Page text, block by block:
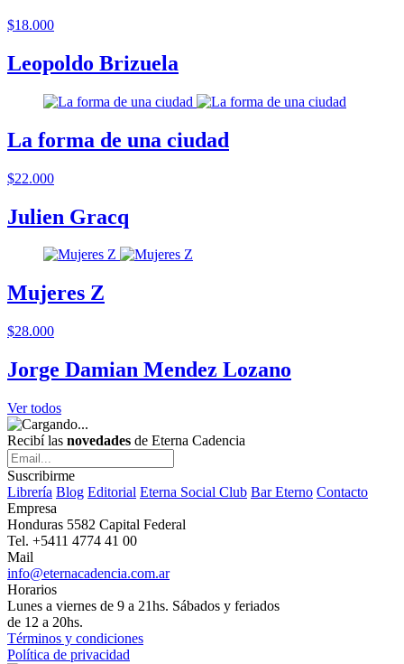
$18.000
Leopoldo Brizuela
La forma de una ciudad
$22.000
Julien Gracq
Mujeres Z
$28.000
Jorge Damian Mendez Lozano
Ver todos
Recibí las novedades de Eterna Cadencia
Suscribirme
Librería Blog Editorial Eterna Social Club Bar Eterno Contacto
Empresa
Honduras 5582 Capital Federal
Tel. +5411 4774 41 00
Mail
info@eternacadencia.com.ar
Horarios
Lunes a viernes de 9 a 21hs. Sábados y feriados
de 12 a 20hs.
Términos y condiciones
Política de privacidad